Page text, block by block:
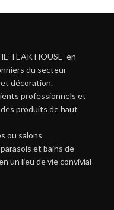
TEAK HOUSE en
du secteur
décoration.
professionnels et
produits de haut
ou salons
et bains de
un lieu de vie convivial